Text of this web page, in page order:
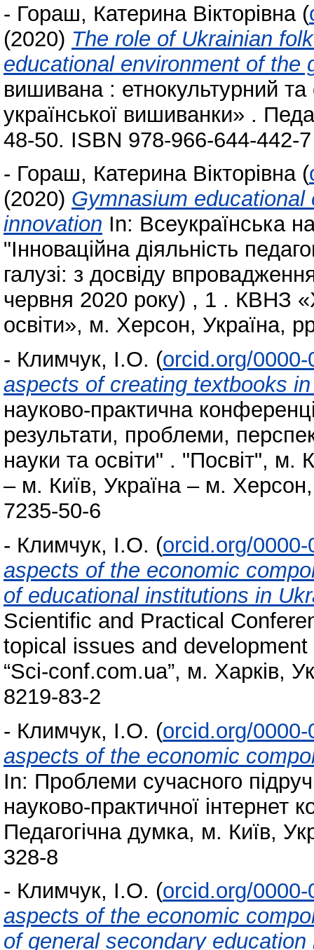
- Гораш, Катерина Вікторівна (
(2020) The role of Ukrainian
educational environment of the
вишивана : етнокультурний та
української вишиванки» .
48-50. ISBN 978-966-644-442-7
- Гораш, Катерина Вікторівна (
(2020) Gymnasium
innovation In: Всеукраїнська
"Інноваційна діяльність
галузі: з досвіду
червня 2020 року) , 1 . КВНЗ
освіти», м. Херсон, Україна,
- Климчук, І.О. (orcid.org/
aspects of creating textbooks
науково-практична
результати, проблеми,
науки та освіти" . "Посвіт",
– м. Київ, Україна – м.
7235-50-6
- Климчук, І.О. (orcid.org/
aspects of the economic
of educational institutions in
Scientific and Practical
topical issues and
“Sci-conf.com.ua”, м. Харків,
8219-83-2
- Климчук, І.О. (orcid.org/
aspects of the economic
In: Проблеми сучасного
науково-практичної інтернет
Педагогічна думка, м. Київ,
328-8
- Климчук, І.О. (orcid.org/
aspects of the economic
of general secondary